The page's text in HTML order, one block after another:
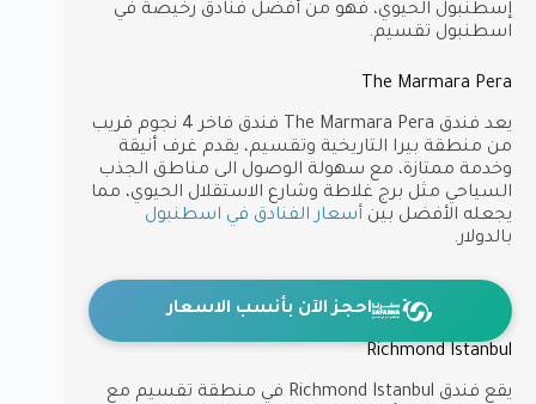
إسطنبول الحيوي، فهو من أفضل فنادق رخيصة في
اسطنبول تقسيم.
The Marmara Pera
يعد فندق The Marmara Pera فندق فاخر 4 نجوم قريب
من منطقة بيرا التاريخية وتقسيم، يقدم غرف أنيقة
وخدمة ممتازة، مع سهولة الوصول الى مناطق الجذب
السياحي مثل برج غلاطة وشارع الاستقلال الحيوي، مما
يجعله الأفضل بين أسعار الفنادق في اسطنبول
بالدولار.
احجز الآن بأنسب الاسعار
Richmond Istanbul
يقع فندق Richmond Istanbul في منطقة تقسيم مع